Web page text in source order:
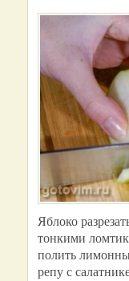
Яблоко
тонкими
полить
репу с